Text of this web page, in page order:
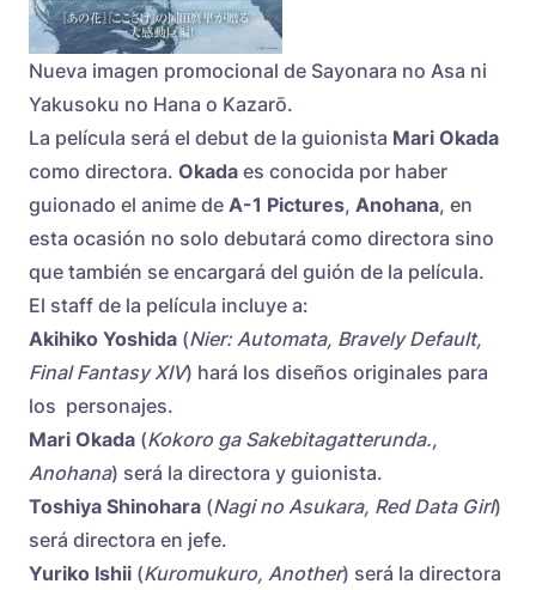
Nueva imagen promocional de Sayonara no Asa ni
Yakusoku no Hana o Kazarō.
La película será el debut de la guionista Mari Okada
como directora. Okada es conocida por haber
guionado el anime de A-1 Pictures, Anohana, en
esta ocasión no solo debutará como directora sino
que también se encargará del guión de la película.
El staff de la película incluye a:
Akihiko Yoshida (Nier: Automata, Bravely Default,
Final Fantasy XIV) hará los diseños originales para
los personajes.
Mari Okada (Kokoro ga Sakebitagatterunda.,
Anohana) será la directora y guionista.
Toshiya Shinohara (Nagi no Asukara, Red Data Girl)
será directora en jefe.
Yuriko Ishii (Kuromukuro, Another) será la directora